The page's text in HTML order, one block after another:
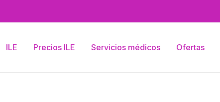
ILE Precios ILE Servicios médicos Ofertas